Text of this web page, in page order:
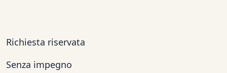
Richiesta riservata
Senza impegno